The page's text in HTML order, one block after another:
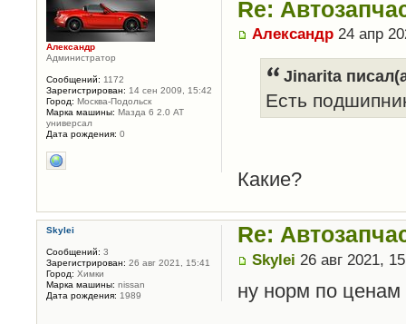
Re:
Александр24 апр
Jinarita
Есть
Какие?
Александр
Администратор
Сообщений: 1172
Зарегистрирован: 14 сен 2009, 15:42
Город: Москва-Подольск
Марка машины: Мазда 6 2.0 АТ
универсал
Дата рождения: 0
Re:
Skylei 26 авг 2021,
ну норм по ценам
Skylei
Сообщений: 3
Зарегистрирован: 26 авг 2021, 15:41
Город: Химки
Марка машины: nissan
Дата рождения: 1989